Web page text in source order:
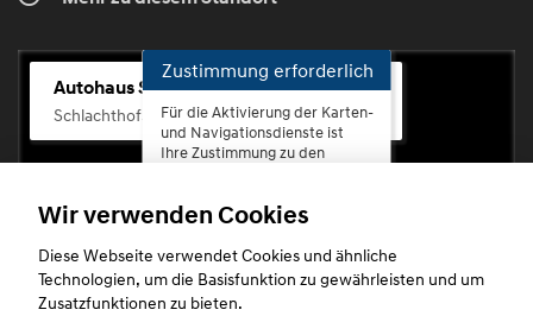
Autohaus Scherhag
Schlachthofstr. 68, 56073 Koblenz-Rauental
Zustimmung erforderlich
Für die Aktivierung der Karten-
und Navigationsdienste ist
Ihre Zustimmung zu den
erforderlich.
Zustimmen
Wir verwenden Cookies
Diese Webseite verwendet Cookies und ähnliche
Technologien, um die Basisfunktion zu gewährleisten und um
Zusatzfunktionen zu bieten.